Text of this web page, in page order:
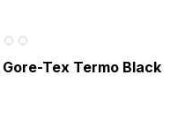
Tex Termo Black